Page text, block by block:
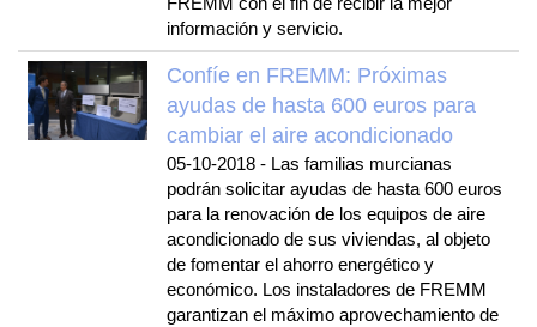
información y servicio.
Confíe en FREMM: Próximas
ayudas de hasta 600 euros para
cambiar el aire acondicionado
05-10-2018 - Las familias murcianas
podrán solicitar ayudas de hasta 600 euros
para la renovación de los equipos de aire
acondicionado de sus viviendas, al objeto
de fomentar el ahorro energético y
económico. Los instaladores de FREMM
garantizan el máximo aprovechamiento de